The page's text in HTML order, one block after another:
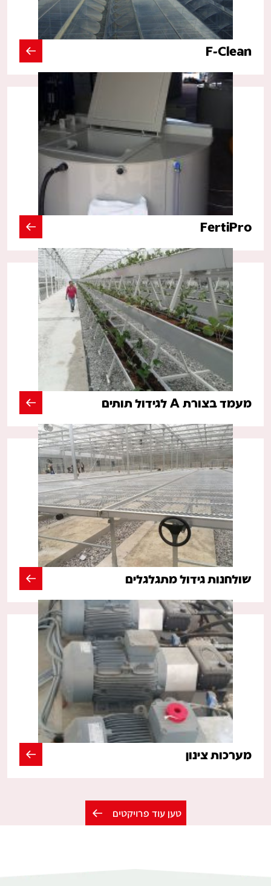
F-Clean
FertiPro
מעמד בצורת A לגידול תותים
שולחנות גידול מתגלגלים
מערכות צינון
טען עוד פרויקטים